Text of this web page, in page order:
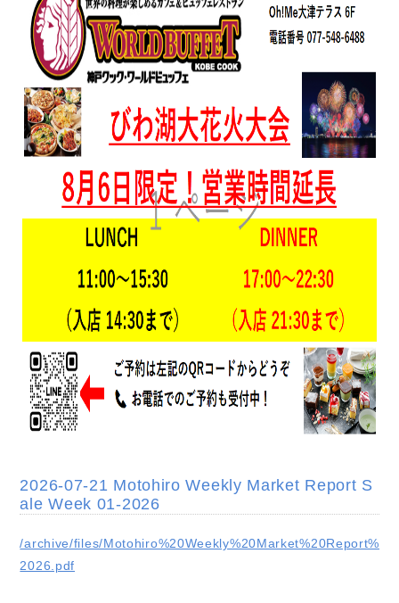
2026-07-21 Motohiro Weekly Market Report S
ale Week 01-2026
/archive/files/
2026.pdf